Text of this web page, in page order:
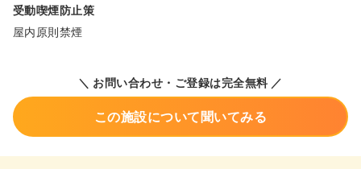
受動喫煙防止策
屋内原則禁煙
＼ お問い合わせ・ご登録は完全無料 ／
この施設について聞いてみる